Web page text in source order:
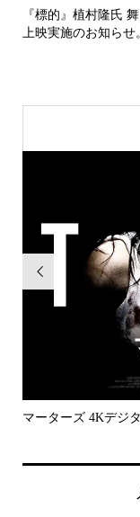
『標的』植村隆氏
上映実施のお知らせ

マーターズ 4Kデジ